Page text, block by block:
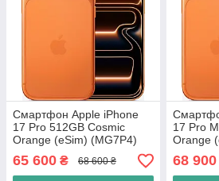
Смартфон Apple iPhone
17 Pro 512GB Cosmic
Orange (eSim) (MG7P4)
65 600 ₴ 68 600 ₴
17 Pro
Orange
68 900